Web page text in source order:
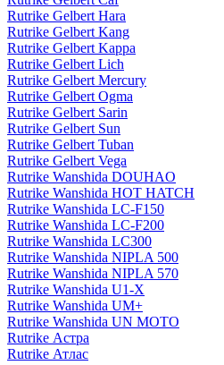
Rutrike Gelbert Hara
Rutrike Gelbert Kang
Rutrike Gelbert Kappa
Rutrike Gelbert Lich
Rutrike Gelbert Mercury
Rutrike Gelbert Ogma
Rutrike Gelbert Sarin
Rutrike Gelbert Sun
Rutrike Gelbert Tuban
Rutrike Gelbert Vega
Rutrike Wanshida DOUHAO
Rutrike Wanshida HOT HATCH
Rutrike Wanshida LC-F150
Rutrike Wanshida LC-F200
Rutrike Wanshida LC300
Rutrike Wanshida NIPLA 500
Rutrike Wanshida NIPLA 570
Rutrike Wanshida U1-X
Rutrike Wanshida UM+
Rutrike Wanshida UN MOTO
Rutrike Астра
Rutrike Атлас